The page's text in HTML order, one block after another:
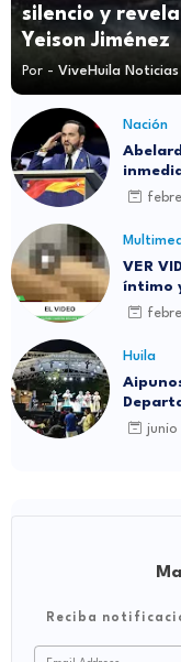
silencio y
Yeison Jiménez
Por - ViveHuila Noticias
Nación
VER
íntimo
Duke
Huila
Reciba